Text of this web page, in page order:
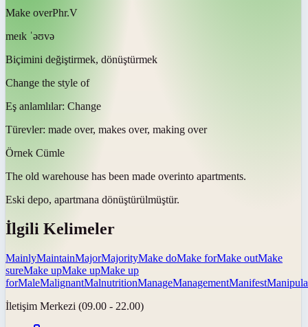
Make overPhr.V
meɪk ˈəʊvə
Biçimini değiştirmek, dönüştürmek
Change the style of
Eş anlamlılar: Change
Türevler: made over, makes over, making over
Örnek Cümle
The old warehouse has been made overinto apartments.
Eski depo, apartmana dönüştürülmüştür.
İlgili Kelimeler
MainlyMaintainMajorMajorityMake doMake forMake outMake
sureMake upMake upMake up
forMaleMalignantMalnutritionManageManagementManifest
İletişim Merkezi (09.00 - 22.00)